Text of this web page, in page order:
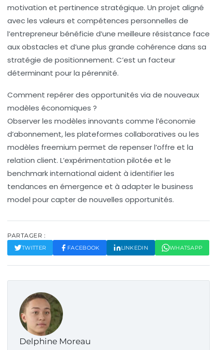
motivation et pertinence stratégique. Un projet aligné
avec les valeurs et compétences personnelles de
l’entrepreneur bénéficie d’une meilleure résistance face
aux obstacles et d’une plus grande cohérence dans sa
stratégie de positionnement. C’est un facteur
déterminant pour la pérennité.
Comment repérer des opportunités via de nouveaux
modèles économiques ?
Observer les modèles innovants comme l’économie
d’abonnement, les plateformes collaboratives ou les
modèles freemium permet de repenser l’offre et la
relation client. L’expérimentation pilotée et le
benchmark international aident à identifier les
tendances en émergence et à adapter le business
model pour capter de nouvelles opportunités.
PARTAGER :
TWITTER FACEBOOK LINKEDIN WHATSAPP
Delphine Moreau